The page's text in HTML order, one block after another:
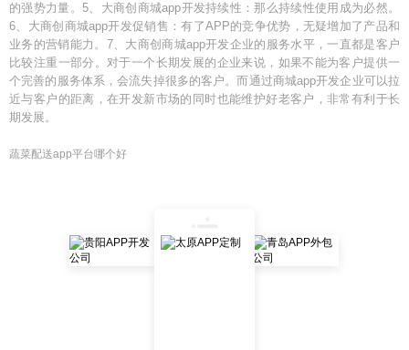
的强势力量。5、大商创商城app开发持续性：那么持续性使用成为必然。
6、大商创商城app开发促销售：有了APP的竞争优势，无疑增加了产品和
业务的营销能力。7、大商创商城app开发企业的服务水平，一直都是客户
比较注重一部分。对于一个长期发展的企业来说，如果不能为客户提供一
个完善的服务体系，会流失掉很多的客户。而通过商城app开发企业可以拉
近与客户的距离，在开发新市场的同时也能维护好老客户，非常有利于长
期发展。
蔬菜配送app平台哪个好